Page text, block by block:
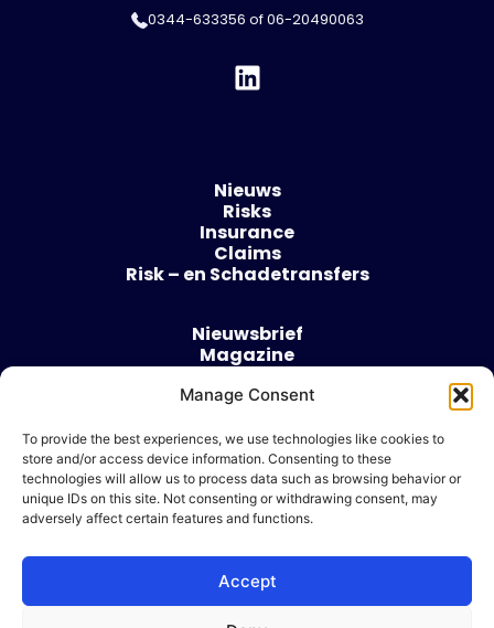
Manage Consent
To provide the best experiences, we use technologies like cookies to
store and/or access device information. Consenting to these
technologies will allow us to process data such as browsing behavior or
unique IDs on this site. Not consenting or withdrawing consent, may
adversely affect certain features and functions.
Accept
0344-633356 of06-20490063
Nieuws
Risks
Insurance
Claims
Risk – en Schadetransfers
Nieuwsbrief
Magazine
Over
Algemene voorwaarden
Cookie beleid
Ik wil adverteren